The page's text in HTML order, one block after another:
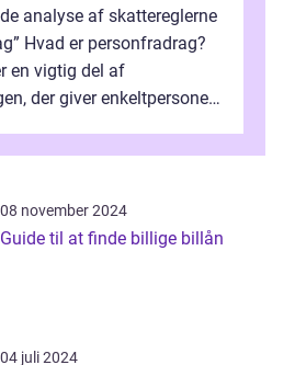
analyse af skattereglerne
Hvad er personfradrag?
en vigtig del af
der giver enkeltpersoner
08 november 2024
Guide til at finde billige billån
04 juli 2024